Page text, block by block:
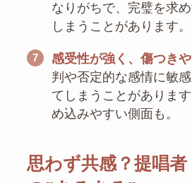
なりがちで、完璧を求
しまうことがあります。
7 感受性が強く、傷つきや
判や否定的な感情に敏
てしまうことがありま
め込みやすい側面も。
思わず共感？提唱者